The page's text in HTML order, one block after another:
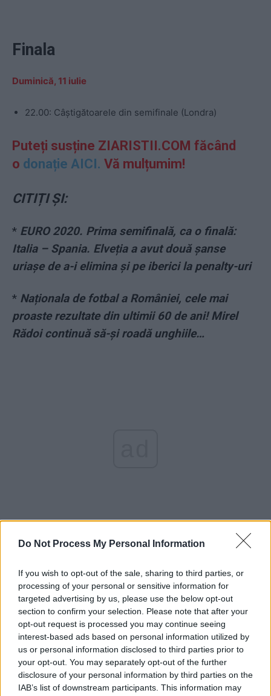
Do Not Process My Personal Information
If you wish to opt-out of the sale, sharing to third parties, or
processing of your personal or sensitive information for
targeted advertising by us, please use the below opt-out
section to confirm your selection. Please note that after your
opt-out request is processed you may continue seeing
interest-based ads based on personal information utilized by
us or personal information disclosed to third parties prior to
your opt-out. You may separately opt-out of the further
disclosure of your personal information by third parties on the
IAB’s list of downstream participants. This information may
Finala
Duminică, 11 iulie
22.00: Câştigătoarele din semifinale (Londra)
Puteți susține ZIARISTII.COM făcând
o donație AICI. Vă mulțumim!
CITIȚI ȘI:
* EURO 2020. Prima semifinală, ca o finală:
Italia – Spania. Elveția a avut două șanse
uriașe de a-i elimina și pe iberici la penalty-uri
* Naționala de fotbal a României, cele mai
proaste rezultate din ultimii 60 de ani! Mirel
Rădoi continuă să-și roadă unghiile…
*România, în grupă cu Coreea de Sud,
Honduras și Noua Zeelandă la Olimpiada de la
Tokyo. Obiectivul lui Rădoi: o medalie
*Formula în care noul Farul Constanța țintește
sus: Hagi 89%, Marica 10%, Iașko 1%. Va avea
stadion modern, de 18.000 de locuri